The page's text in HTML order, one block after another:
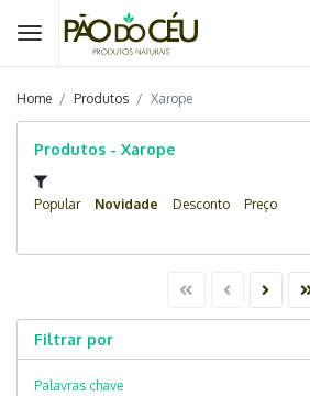
Home Produtos Xarope
Produtos - Xarope
Popular Novidade Desconto
Preço
Filtrar por
Palavras chave